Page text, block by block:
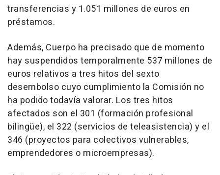
transferencias y 1.051 millones de euros en
préstamos.
Además, Cuerpo ha precisado que de momento
hay suspendidos temporalmente 537 millones de
euros relativos a tres hitos del sexto
desembolso cuyo cumplimiento la Comisión no
ha podido todavía valorar. Los tres hitos
afectados son el 301 (formación profesional
bilingüe), el 322 (servicios de teleasistencia) y el
346 (proyectos para colectivos vulnerables,
emprendedores o microempresas).